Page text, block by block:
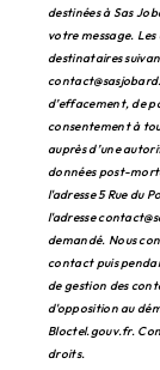
destinées à Sas
votre message.
destinataires
d’effacement, de
consentement à
auprès d’une
données post-
l'adresse 5 Rue du
l'adresse
demandé. Nous
contact puis
de gestion des
d'opposition au
Bloctel.gouv.fr.
droits.